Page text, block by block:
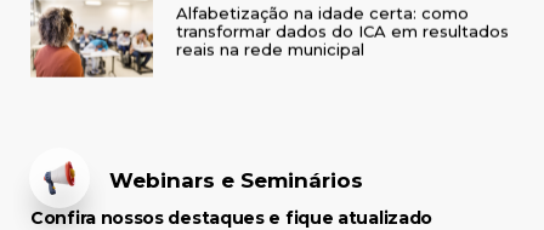
Alfabetização na idade certa: como
transformar dados do ICA em resultados
reais na rede municipal
Webinars e Seminários
Confira nossos destaques e fique atualizado